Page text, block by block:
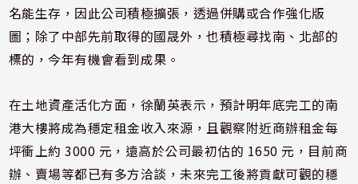
名能生存，因此公司積極擴張，透過併購或合作強化版
圖；除了中部先前取得的國晟外，也積極尋找南、北部的
標的，今年有機會看到成果。
在土地資產活化方面，徐蘭英表示，預計明年底完工的南
港大樓將成為穩定租金收入來源，且觀察附近商辦租金每
坪衝上約 3000 元，遠高於公司最初估的 1650 元，目前商
辦、賣場等都已有多方洽談，未來完工後將貢獻可觀的穩